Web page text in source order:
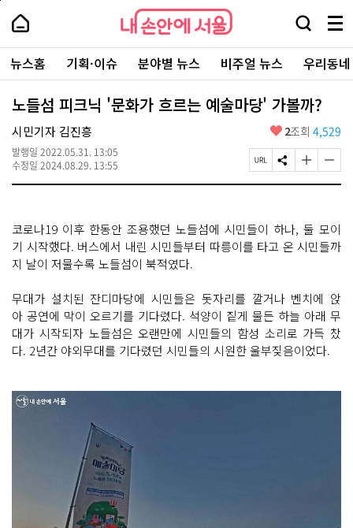
본
로
가
내
손
안
에
서
울
-
서
울
시
대
표
소
털
내
손
에
울
검
창
열
기
메
뉴
전
체
보
주
요
서
뉴스홈 기획·이슈 분야별 뉴스 비주얼 뉴스 우리동
노들섬 피크닉 '문화가 흐르는 예술마당' 가볼까?
시민기자 김진흥
발행일 2022.05.31. 13:05
수정일 2024.08.29. 13:55
좋
요
2조회 4,529
페
이
R
L
복
S
N
유
하
기
글
자
게
변
글
자
작
게
변
코로나19 이후 한동안 조용했던 노들섬에 시민들이 하나, 둘 모이
기 시작했다. 버스에서 내린 시민들부터 따릉이를 타고 온 시민들까
지 날이 저물수록 노들섬이 북적였다.
무대가 설치된 잔디마당에 시민들은 돗자리를 깔거나 벤치에 앉
아 공연에 막이 오르기를 기다렸다. 석양이 짙게 물든 하늘 아래 무
대가 시작되자 노들섬은 오랜만에 시민들의 함성 소리로 가득 찼
다. 2년간 야외무대를 기다렸던 시민들의 시원한 울부짖음이었다.
페
상
단
로